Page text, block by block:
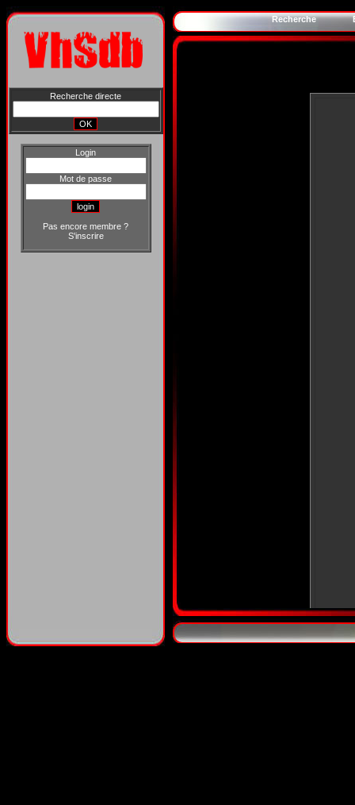
Recherche directe
Login
Mot de passe
Pas encore membre ?
S'inscrire
Recherche